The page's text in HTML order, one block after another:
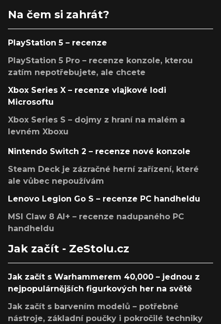
Na čem si zahrát?
PlayStation 5 – recenze
PlayStation 5 Pro – recenze konzole, kterou
zatím nepotřebujete, ale chcete
Xbox Series X – recenze vlajkové lodi
Microsoftu
Xbox Series S – dojmy z hraní na malém a
levném Xboxu
Nintendo Switch 2 – recenze nové konzole
Steam Deck je zázračné herní zařízení, které
ale vůbec nepoužívám
Lenovo Legion Go S – recenze PC handheldu
MSI Claw 8 AI+ – recenze nadupaného PC
handheldu
Jak začít - ZeStolu.cz
Jak začít s Warhammerem 40,000 – jednou z
nejpopulárnějších figurkových her na světě
Jak začít s barvením modelů – potřebné
nástroje, základní poučky i pokročilé techniky